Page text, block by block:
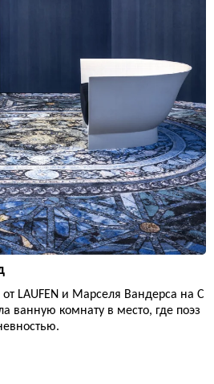
LAUFEN и Марселя Вандерса на C
ванную комнату в место, где поэз